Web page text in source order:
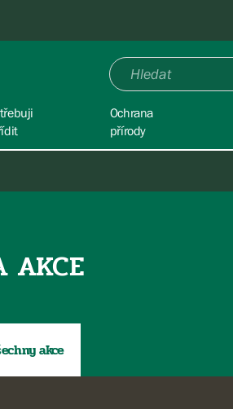
Ochrana
přírody
AKCE
akce